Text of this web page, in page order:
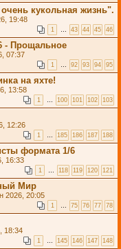
кукольная жизнь".
19:48
1 … 43 44 45 46
- Прощальное
07:37
1 … 92 93 94 95
на яхте!
13:58
1 … 100 101 102 103
12:26
1 … 185 186 187 188
формата 1/6
16:33
1 … 118 119 120 121
Мир
2026, 20:05
1 … 75 76 77 78
18:34
1 … 145 146 147 148